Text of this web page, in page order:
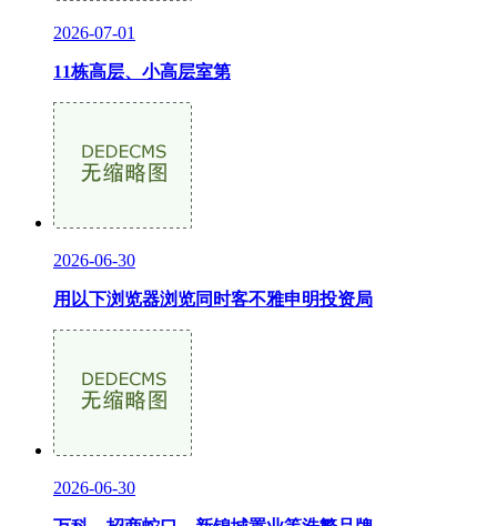
2026-07-01
11栋高层、小高层室第
2026-06-30
用以下浏览器浏览同时客不雅申明投资局
2026-06-30